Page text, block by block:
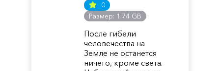
0
Размер: 1.74 GB
После гибели
человечества на
Земле не останется
ничего, кроме света.